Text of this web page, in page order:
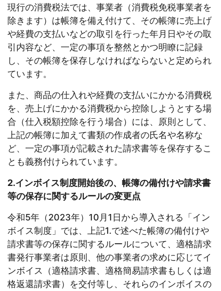
現行の消費税法では、事業者（消費税免税事業者を
除きます）は帳簿を備え付けて、その帳簿に売上げ
や経費の支払いなどの取引を行った年月日やその取
引内容など、一定の事項を整然とかつ明瞭に記録
し、その帳簿を保存しなければならないと定められ
ています。
また、商品の仕入れや経費の支払いにかかる消費税
を、売上げにかかる消費税から控除しようとする場
合（仕入税額控除を行う場合）には、原則として、
上記の帳簿に加えて書類の作成者の氏名や名称な
ど、一定の事項が記載された請求書等を保存するこ
とも義務付けられています。
2.インボイス制度開始後の、帳簿の備付けや請求書
等の保存に関するルールの変更点
令和5年（2023年）10月1日から導入される「イン
ボイス制度」では、上記1.で述べた帳簿の備付けや
請求書等の保存に関するルールについて、適格請求
書発行事業者は原則、他の事業者の求めに応じてイ
ンボイス（適格請求書、適格簡易請求書もしくは適
格返還請求書）を交付等し、それらのインボイスの